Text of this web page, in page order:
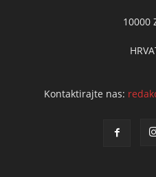
10000
Kontaktirajte nas: